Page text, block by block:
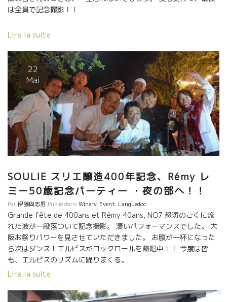
は全員で記念撮影！！
Lire la suite
22
Mai
SOULIE スリエ醸造400年記念、Rémy レ
ミー50歳記念パーティー ・夜の部へ！！
Par伊藤與志男 Publié dans Winery, Event, Languedoc
Grande fête de 400ans et Rémy 40ans, NO7 怒涛のごくに流
れた波が一段落ついて記念撮影。 凄いパフォーマンスでした。 大
阪お祭りパワーを見させていただきました。 お腹が一杯になった
ら次はダンス！エルビスがロックロールを熱唱中！！ 今度は皆
も、エルビスのリズムに踊りまくる。
Lire la suite